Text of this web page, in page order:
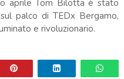
aprile Tom Bilotta è stato
palco di TEDx Bergamo,
e rivoluzionario.